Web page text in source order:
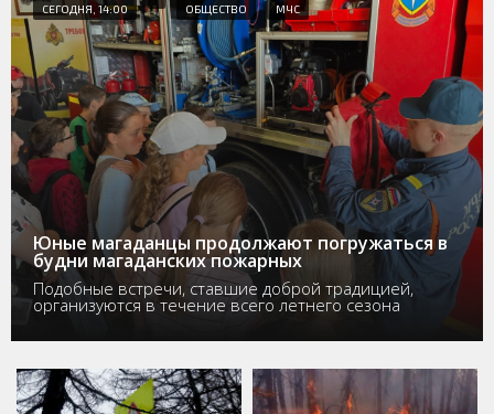
СЕГОДНЯ, 14:00 ОБЩЕСТВО МЧС
Юные магаданцы продолжают погружаться в
будни магаданских пожарных
Подобные встречи, ставшие доброй традицией,
организуются в течение всего летнего сезона